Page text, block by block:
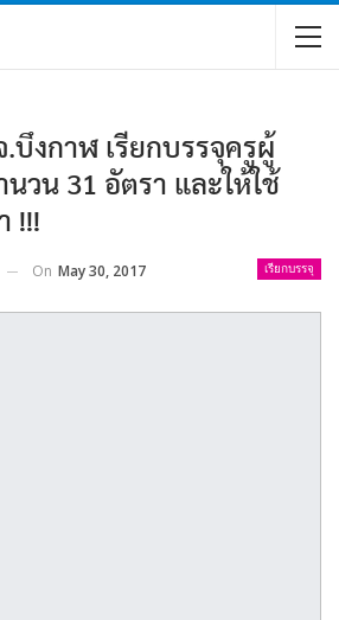
บึงกาฬ เรียกบรรจุครูผู้
วน 31 อัตรา และให้ใช้
!!!
เรียกบรรจุ
On May 30, 2017